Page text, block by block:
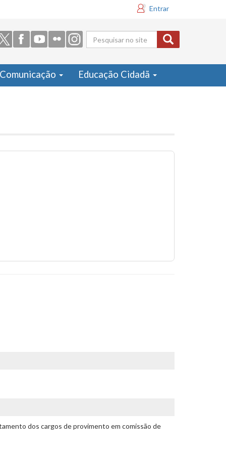
Entrar
Formulário
de busca
Comunicação Educação Cidadã
dos cargos de provimento em comissão de